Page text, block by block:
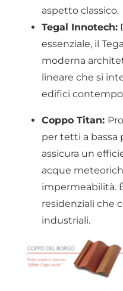
aspetto classico.
Tegal Innotech:
essenziale, il
moderna
lineare che si
edifici
Coppo Titan:
per tetti a bassa
assicura un
acque
impermeabilità.
residenziali che
industriali.